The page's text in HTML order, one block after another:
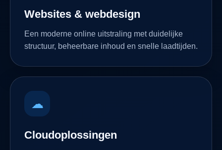
Websites & webdesign
Een moderne online uitstraling met duidelijke
structuur, beheerbare inhoud en snelle laadtijden.
☁
Cloudoplossingen